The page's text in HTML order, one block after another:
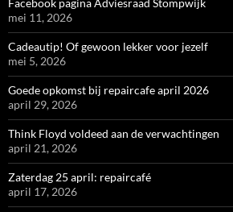
Facebook pagina Adviesraad Stompwijk
mei 11, 2026
Cadeautip! Of gewoon lekker voor jezelf
mei 5, 2026
Goede opkomst bij repaircafe april 2026
april 29, 2026
Think Floyd voldeed aan de verwachtingen
april 21, 2026
Zaterdag 25 april: repaircafé
april 17, 2026